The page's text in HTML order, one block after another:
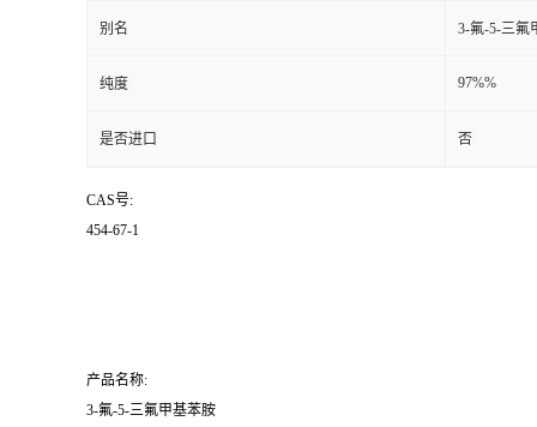
别名 3-氟-5-三氟
纯度 97%%
是否进口 否
CAS号:
454-67-1
产品名称:
3-氟-5-三氟甲基苯胺